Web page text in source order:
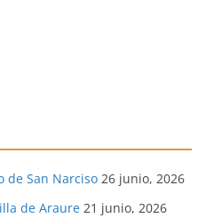
de San Narciso 26 junio, 2026
de Araure 21 junio, 2026